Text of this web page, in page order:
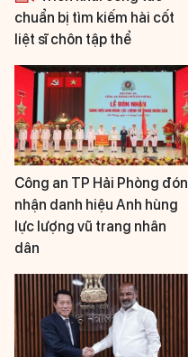
chuẩn bị tìm kiếm hài cốt
liệt sĩ chôn tập thể
Công an TP Hải Phòng đón
nhận danh hiệu Anh hùng
lực lượng vũ trang nhân
dân